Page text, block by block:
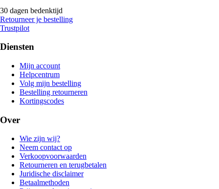
30 dagen bedenktijd
Retourneer je bestelling
Trustpilot
Diensten
Mijn account
Helpcentrum
Volg mijn bestelling
Bestelling retourneren
Kortingscodes
Over
Wie zijn wij?
Neem contact op
Verkoopvoorwaarden
Retourneren en terugbetalen
Juridische disclaimer
Betaalmethoden